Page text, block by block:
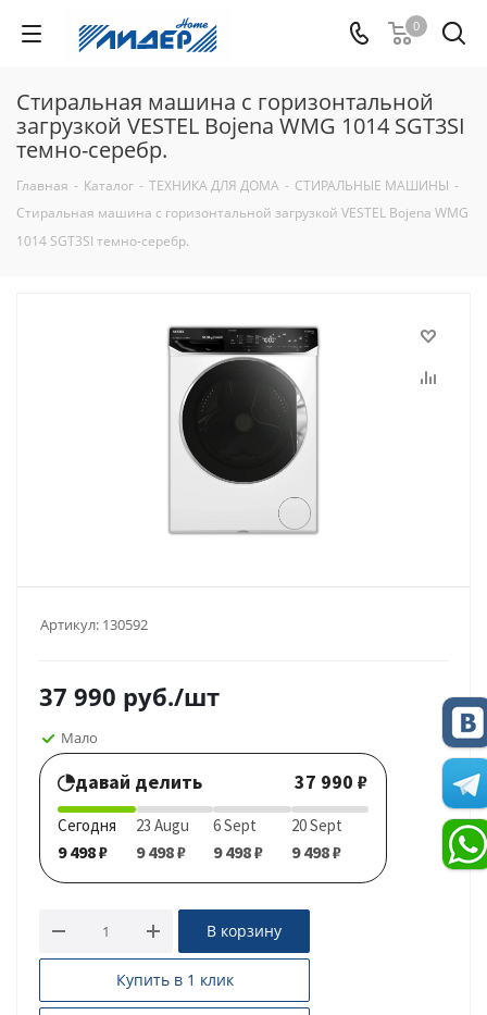
0
Стиральная машина с горизонтальной
загрузкой VESTEL Bojena WMG 1014 SGT3SI
темно-серебр.
Главная - Каталог - ТЕХНИКА ДЛЯ ДОМА - СТИРАЛЬНЫЕ МАШИНЫ -
Стиральная машина с горизонтальной загрузкой VESTEL Bojena WMG
1014 SGT3SI темно-серебр.
Артикул: 130592
37 990 руб./шт
Мало
давай делить 37 990 ₽
Сегодня
9 498 ₽
23 Augu
9 498 ₽
6 Sept
9 498 ₽
20 Sept
9 498 ₽
В корзину
Купить в 1 клик